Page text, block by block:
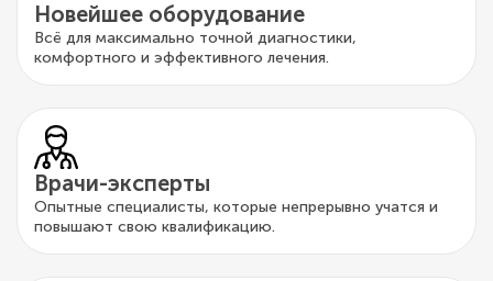
Новейшее оборудование
Всё для максимально точной диагностики,
комфортного и эффективного лечения.
Врачи-эксперты
Опытные специалисты, которые непрерывно учатся и
повышают свою квалификацию.